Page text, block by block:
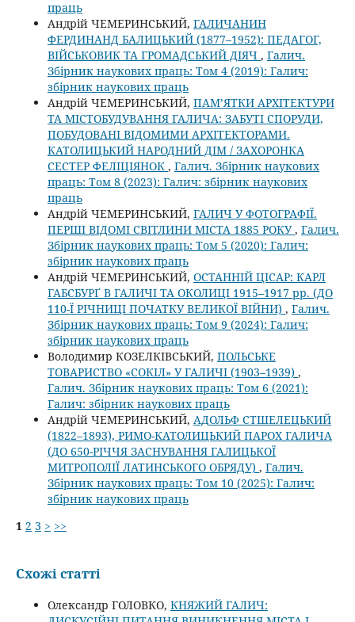
праць
Андрій ЧЕМЕРИНСЬКИЙ, ГАЛИЧАНИН
ФЕРДИНАНД БАЛИЦЬКИЙ (1877–1952): ПЕДАГОГ,
ВІЙСЬКОВИК ТА ГРОМАДСЬКИЙ ДІЯЧ , Галич.
Збірник наукових праць: Том 4 (2019): Галич:
збірник наукових праць
Андрій ЧЕМЕРИНСЬКИЙ, ПАМ’ЯТКИ АРХІТЕКТУРИ
ТА МІСТОБУДУВАННЯ ГАЛИЧА: ЗАБУТІ СПОРУДИ,
ПОБУДОВАНІ ВІДОМИМИ АРХІТЕКТОРАМИ.
КАТОЛИЦЬКИЙ НАРОДНИЙ ДІМ / ЗАХОРОНКА
СЕСТЕР ФЕЛІЦІЯНОК , Галич. Збірник наукових
праць: Том 8 (2023): Галич: збірник наукових
праць
Андрій ЧЕМЕРИНСЬКИЙ, ГАЛИЧ У ФОТОГРАФІЇ.
ПЕРШІ ВІДОМІ СВІТЛИНИ МІСТА 1885 РОКУ, Галич.
Збірник наукових праць: Том 5 (2020): Галич:
збірник наукових праць
Андрій ЧЕМЕРИНСЬКИЙ, ОСТАННІЙ ЦІСАР: КАРЛ
ГАБСБУРҐ В ГАЛИЧІ ТА ОКОЛИЦІ 1915–1917 рр. (ДО
110-Ї РІЧНИЦІ ПОЧАТКУ ВЕЛИКОЇ ВІЙНИ) , Галич.
Збірник наукових праць: Том 9 (2024): Галич:
збірник наукових праць
Володимир КОЗЕЛКІВСЬКИЙ, ПОЛЬСЬКЕ
ТОВАРИСТВО «СОКІЛ» У ГАЛИЧІ (1903–1939) ,
Галич. Збірник наукових праць: Том 6 (2021):
Галич: збірник наукових праць
Андрій ЧЕМЕРИНСЬКИЙ, АДОЛЬФ СТШЕЛЕЦЬКИЙ
(1822–1893), РИМО-КАТОЛИЦЬКИЙ ПАРОХ ГАЛИЧА
(ДО 650-РІЧЧЯ ЗАСНУВАННЯ ГАЛИЦЬКОЇ
МИТРОПОЛІЇ ЛАТИНСЬКОГО ОБРЯДУ) , Галич.
Збірник наукових праць: Том 10 (2025): Галич:
збірник наукових праць
1 2 3 > >>
Схожі статті
Олександр ГОЛОВКО, КНЯЖИЙ ГАЛИЧ: